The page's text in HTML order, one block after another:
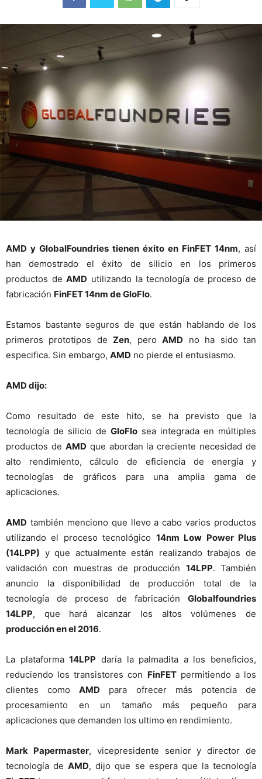
AMD y GlobalFoundries tienen éxito en FinFET 14nm, así
han demostrado el éxito de silicio en los primeros
productos deAMD utilizando la tecnología de proceso de
fabricación FinFET 14nm de GloFlo.
Estamos bastante seguros de que están hablando de los
primeros prototipos deZen, peroAMD no ha sido tan
especifica. Sin embargo, AMD no pierde el entusiasmo.
AMD dijo:
Como resultado de este hito, se ha previsto que la
tecnología de silicio de GloFlo sea integrada en múltiples
productos de AMD que abordan la creciente necesidad de
alto rendimiento, cálculo de eficiencia de energía y
tecnologías de gráficos para una amplia gama de
aplicaciones.
AMD también menciono que llevo a cabo varios productos
utilizando el proceso tecnológico 14nm Low Power Plus
(14LPP) y que actualmente están realizando trabajos de
validación con muestras de producción 14LPP. También
anuncio la disponibilidad de producción total de la
tecnología de proceso de fabricación Globalfoundries
14LPP, que hará alcanzar los altos volúmenes de
producción en el 2016.
La plataforma14LPP daría la palmadita a los beneficios,
reduciendo los transistores con FinFETpermitiendo a los
clientes comoAMD para ofrecer más potencia de
procesamiento en un tamaño más pequeño para
aplicaciones que demanden los ultimo en rendimiento.
Mark Papermaster, vicepresidente senior y director de
tecnología deAMD, dijo que se espera que la tecnología